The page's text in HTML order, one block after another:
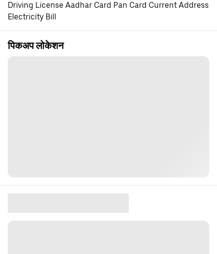
Driving License Aadhar Card Pan Card Current Address
Electricity Bill
पिकअप लोकेशन